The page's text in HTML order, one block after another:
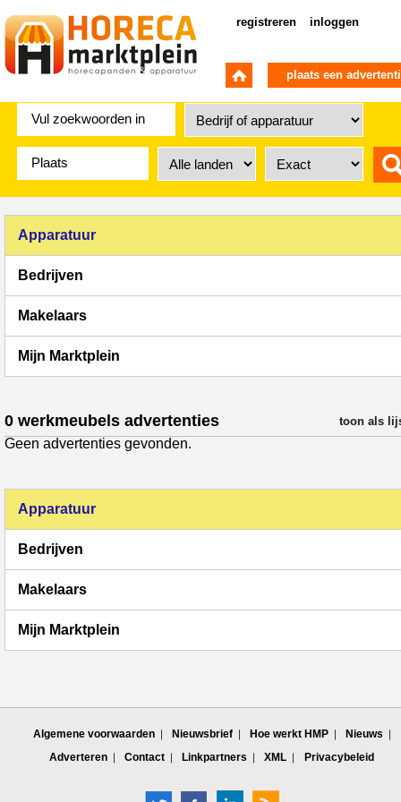
registreren inloggen
plaats een
Apparatuur
Bedrijven
Makelaars
Mijn Marktplein
0 werkmeubels advertenties verfijn
toon als
Geen advertenties gevonden.
Apparatuur
Bedrijven
Makelaars
Mijn Marktplein
Algemene voorwaarden Nieuwsbrief Hoe werkt HMP
Nieuws
Adverteren
Contact Linkpartners XML Privacybeleid